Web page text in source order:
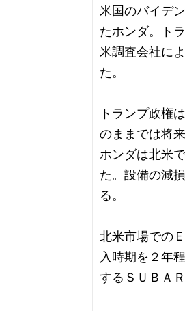
米国のバイデ
たホンダ。ト
米調査会社に
た。
トランプ政権
のままでは将
ホンダは北米
た。設備の減
る。
北米市場での
入時期を２年
するＳＵＢＡ